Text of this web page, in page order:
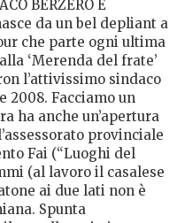
BERZERO E
da un bel depliant a
che parte ogni ultima
‘Merenda del frate’
l’attivissimo sindaco
2008. Facciamo un
ha anche un’apertura
provinciale
Fai (“Luoghi del
(al lavoro il casalese
ai due lati non è
Spunta